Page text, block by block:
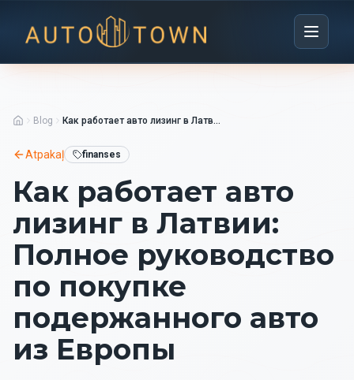
Blog Как работает авто лизинг в Латвии: Полное руководство по покупке подержанного авто из Европы
Atpakaļ finanses
Как работает авто
лизинг в Латвии:
Полное руководство
по покупке
подержанного авто
из Европы